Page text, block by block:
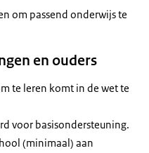
om passend onderwijs te
en ouders
te leren komt in de wet te
voor basisondersteuning.
(minimaal) aan